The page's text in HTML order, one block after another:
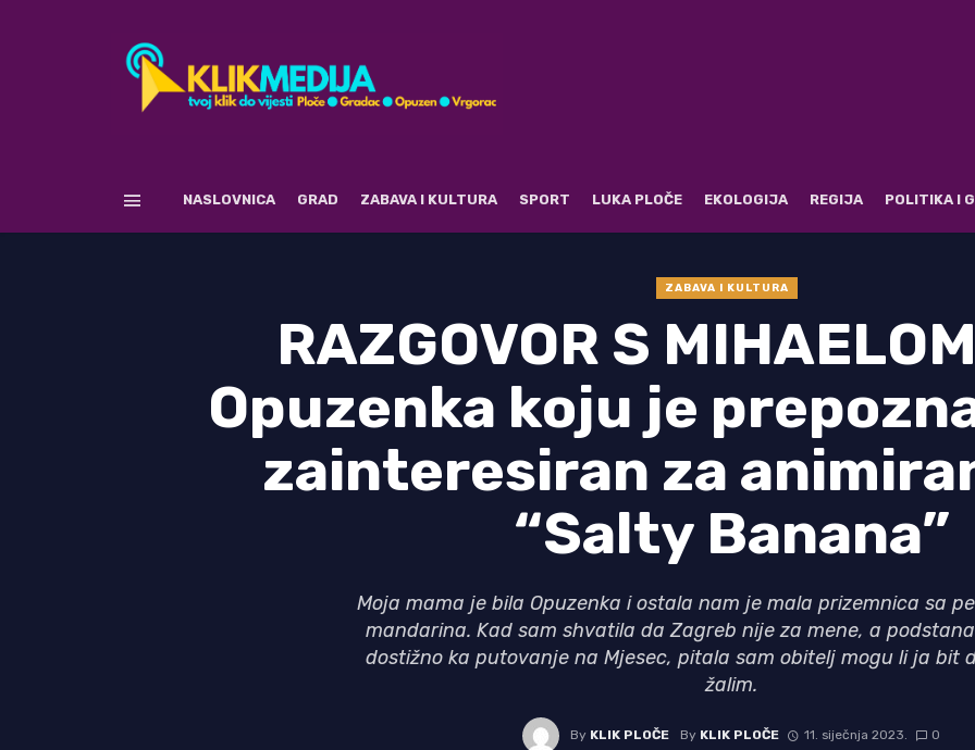
NASLOVNICA GRAD ZABAVA I KULTURA SPORT LUKA PLOČE EKOLOGIJA REGIJA POLITIKA I
ZABAVA I KULTURA
RAZGOVOR S
Opuzenka koju je
zainteresiran za
“Salty Banana”
Moja mama je bila Opuzenka i ostala nam je mala prizemnica sa
mandarina. Kad sam shvatila da Zagreb nije za mene, a
dostižno ka putovanje na Mjesec, pitala sam obitelj mogu li ja bit
žalim.
By KLIK PLOČE By KLIK PLOČE 11. siječnja 2023. 0